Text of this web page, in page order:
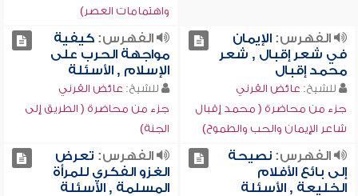
واهتمامات العصر)
الفهرس:الإيمان
في شعر إقبال , شعر
محمد إقبال
للشيخ: عائض القرني
جزء من محاضرة ( محمد إقبال
شاعر الإيمان والحب والطموح)
الفهرس:كيفية
مواجهة الحرب على
الإسلام , الأسئلة
للشيخ: عائض القرني
جزء من محاضرة ( الطريق إلى
الجنة)
الفهرس:نصيحة
إلى بائع الأفلام
الخليعة , الأسئلة
الفهرس: تعرض
الغزو الفكري للمرأة
المسلمة , الأسئلة